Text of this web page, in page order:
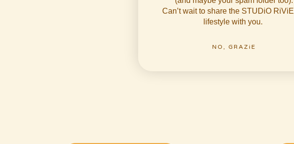
Can’t wait to share the STUDiO
lifestyle with you.
NO, GRAZiE